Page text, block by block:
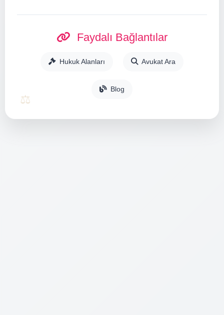
Faydalı Bağlantılar
Hukuk Alanları Avukat Ara
Blog